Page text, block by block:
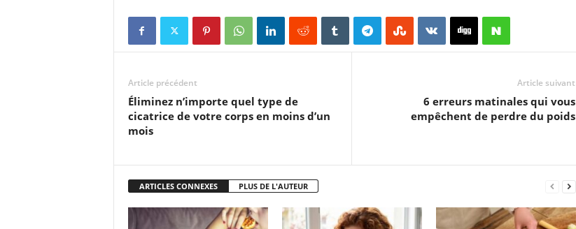
Article précédent
Éliminez n’importe quel type de
cicatrice de votre corps en moins d’un
mois
Article suivant
6 erreurs matinales qui vous
empêchent de perdre du poids
ARTICLES CONNEXES PLUS DE L'AUTEUR